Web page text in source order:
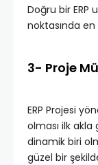
Doğru bir ERP
noktasında
3- Proje
ERP Projesi
olması ilk
dinamik biri
güzel bir